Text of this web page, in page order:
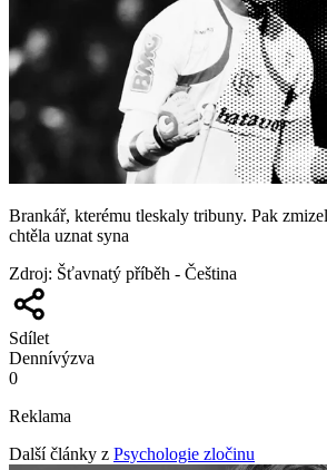
Brankář, kterému tleskaly tribuny. Pak
chtěla uznat syna
Zdroj: Šťavnatý příběh - Čeština
Sdílet
Dennívýzva
0
Reklama
Další články z Psychologie zločinu